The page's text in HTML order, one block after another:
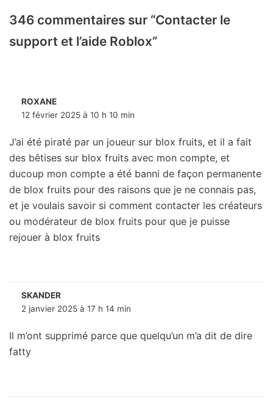
346 commentaires sur “Contacter le
support et l’aide Roblox”
ROXANE
12 février 2025 à 10 h 10 min
J’ai été piraté par un joueur sur blox fruits, et il a fait
des bêtises sur blox fruits avec mon compte, et
ducoup mon compte a été banni de façon permanente
de blox fruits pour des raisons que je ne connais pas,
et je voulais savoir si comment contacter les créateurs
ou modérateur de blox fruits pour que je puisse
rejouer à blox fruits
SKANDER
2 janvier 2025 à 17 h 14 min
Il m’ont supprimé parce que quelqu’un m’a dit de dire
fatty